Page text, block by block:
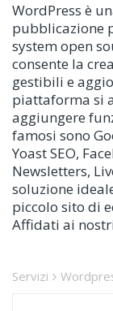
WordPress è
pubblicazione
system open
consente la
gestibili e
piattaforma si
aggiungere
famosi sono
Yoast SEO,
Newsletters,
soluzione
piccolo sito di
Affidati ai
Servizi